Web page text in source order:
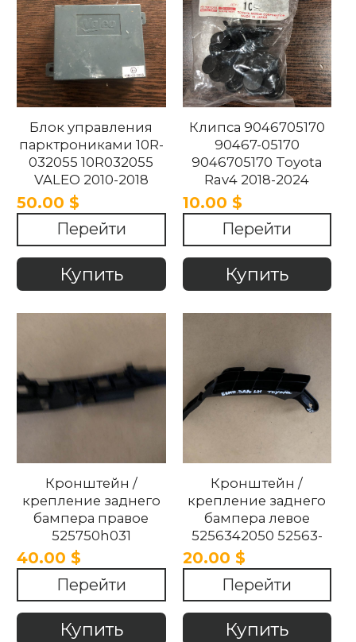
Блок управления
парктрониками 10R-
032055 10R032055
VALEO 2010-2018
50.00 $
Перейти
Купить
Клипса 9046705170
90467-05170
9046705170 Toyota
Rav4 2018-2024
10.00 $
Перейти
Купить
Кронштейн /
крепление заднего
бампера правое
525750h031
525750h031
3200201162
030600100 Toyota
Aygo 2017-2023.
40.00 $
Перейти
Купить
Кронштейн /
крепление заднего
бампера левое
5256342050 52563-
42050 Toyota Rav4
2018-2024
20.00 $
Перейти
Купить